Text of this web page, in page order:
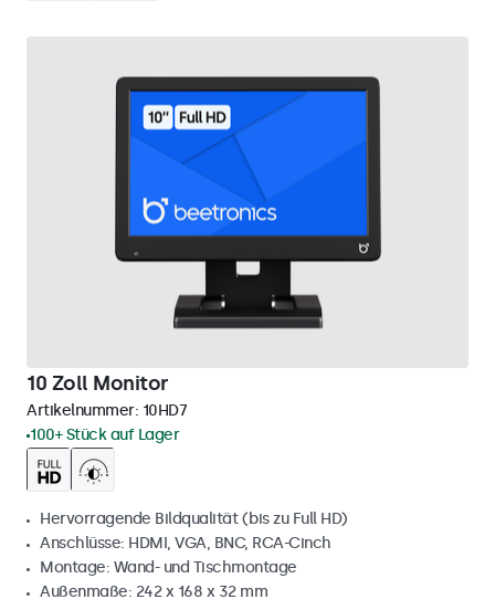
10 Zoll Monitor
Artikelnummer: 10HD7
100+ Stück auf Lager
Hervorragende Bildqualität (bis zu Full HD)
Anschlüsse: HDMI, VGA, BNC, RCA-Cinch
Montage: Wand- und Tischmontage
Außenmaße: 242 x 168 x 32 mm